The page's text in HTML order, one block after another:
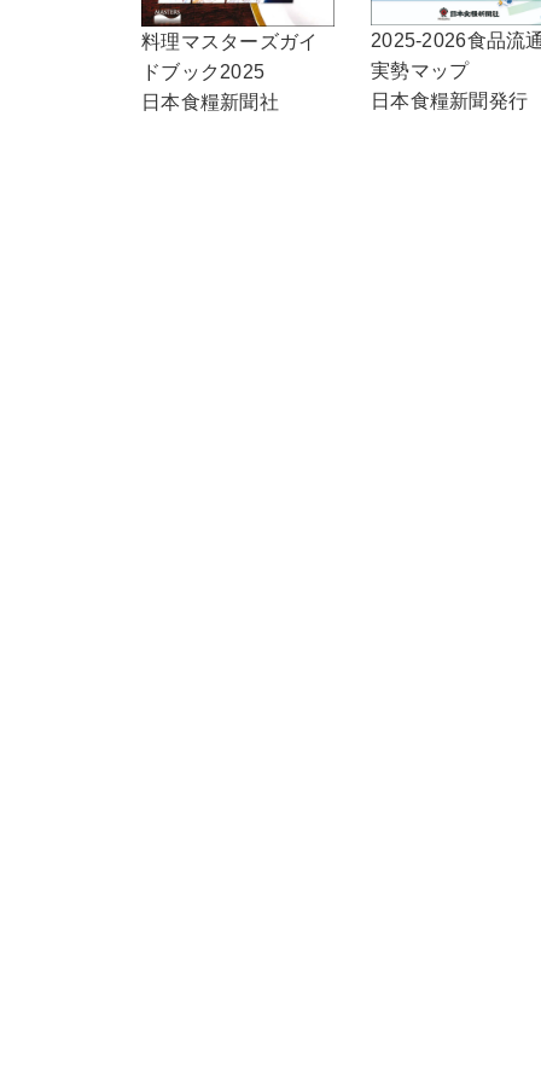
料理マスターズガイ
ドブック2025
日本食糧新聞社
2025-2026食品流
実勢マップ
日本食糧新聞発行